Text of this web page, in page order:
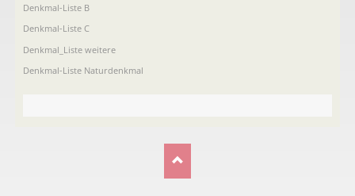
Denkmal-Liste B
Denkmal-Liste C
Denkmal_Liste weitere
Denkmal-Liste Naturdenkmal